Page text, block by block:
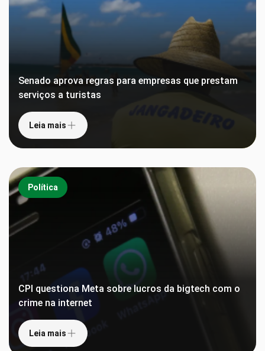
Senado aprova regras para empresas que prestam
serviços a turistas
Leia mais
Política
CPI questiona Meta sobre lucros da bigtech com o
crime na internet
Leia mais